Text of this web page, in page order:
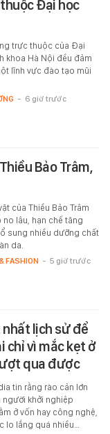
Đại học
trực thuộc của Đại
khoa Hà Nội đều đảm
lĩnh vực đào tạo mũi
- 6 giờ trước
Bảo Trâm,
của Thiều Bảo Trâm
no lâu, hạn chế tăng
sung nhiều dưỡng chất
da.
FASHION - 5 giờ trước
lịch sử để
chỉ vì mắc kẹt ở
qua được
tin rằng rào cản lớn
người khởi nghiệp
ở vốn hay công nghệ,
lo lắng quá nhiều…